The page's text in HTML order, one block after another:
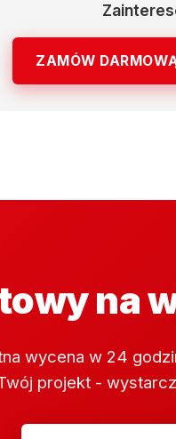
ZAMÓW
na
wycena w 24
projekt -